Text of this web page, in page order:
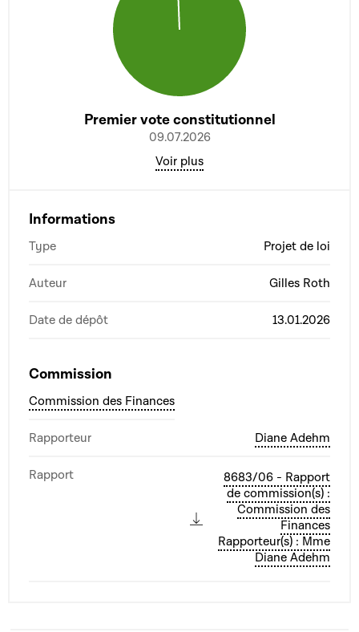
Premier vote constitutionnel
09.07.2026
Voir plus
Informations
Type Projet de loi
Auteur Gilles Roth
Date de dépôt 13.01.2026
Commission
Commission des Finances
Rapporteur Diane Adehm
Rapport
8683/06 - Rapport
de commission(s) :
Commission des
Finances
Rapporteur(s) : Mme
Diane Adehm